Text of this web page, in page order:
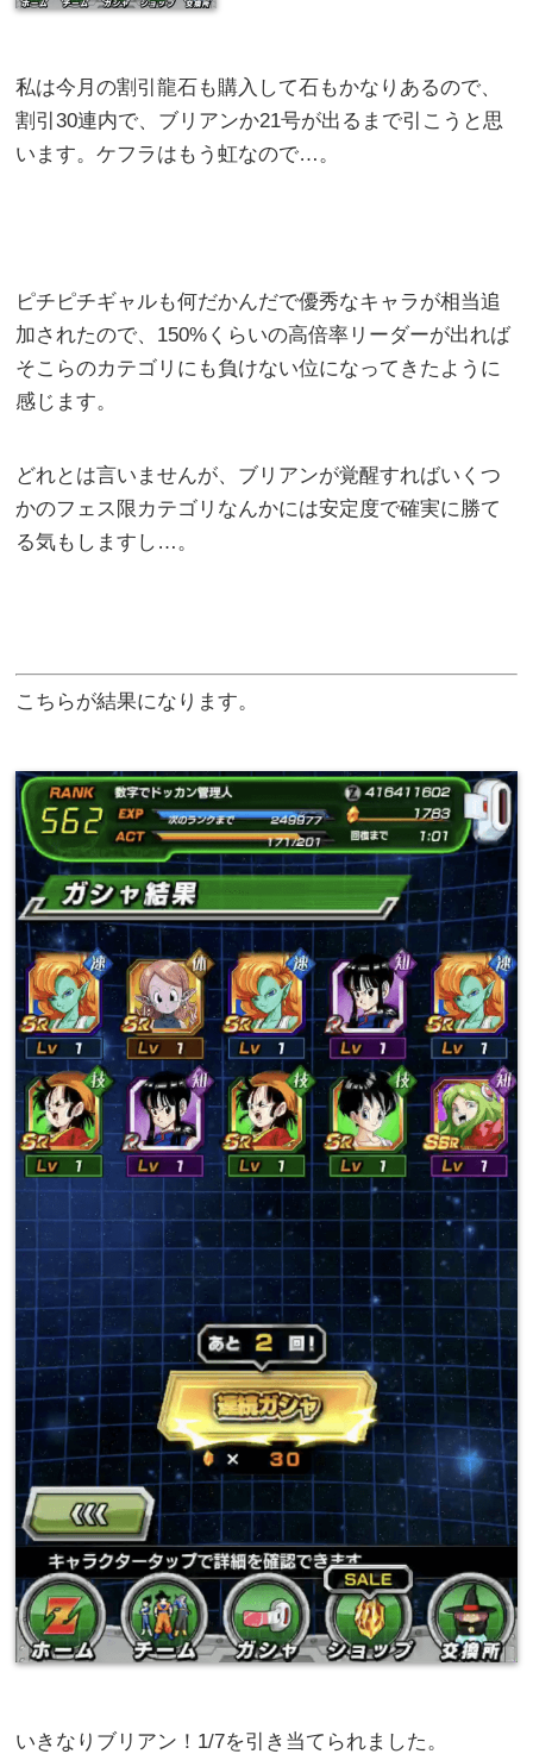
私は今月の割引龍石も購入して石もかなりあるので、
割引30連内で、ブリアンか21号が出るまで引こうと思
います。ケフラはもう虹なので…。
ピチピチギャルも何だかんだで優秀なキャラが相当追
加されたので、150%くらいの高倍率リーダーが出れば
そこらのカテゴリにも負けない位になってきたように
感じます。
どれとは言いませんが、ブリアンが覚醒すればいくつ
かのフェス限カテゴリなんかには安定度で確実に勝て
る気もしますし…。
こちらが結果になります。
いきなりブリアン！1/7を引き当てられました。